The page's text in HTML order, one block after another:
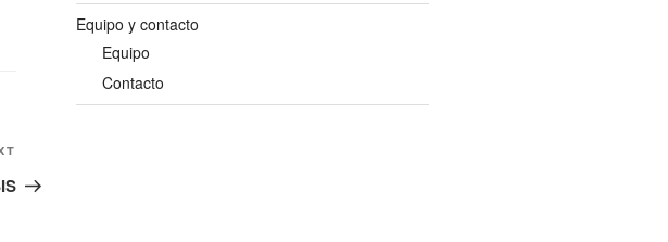
Post
Equipo y contacto
Equipo
Contacto